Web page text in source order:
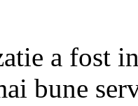
a fost
bune